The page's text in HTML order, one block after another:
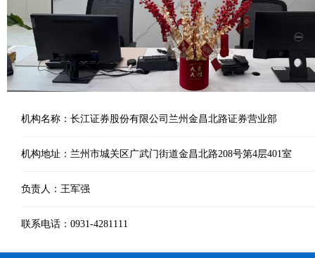
机构名称：长江证券股份有限公司兰州金昌北路证券营业部
机构地址：兰州市城关区广武门街道金昌北路208号第4层401室
负责人：王军强
联系电话：0931-4281111